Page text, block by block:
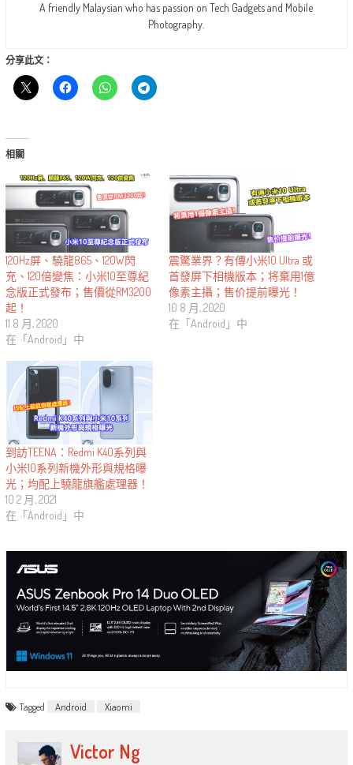
A friendly Malaysian who has passion on Tech Gadgets and Mobile
Photography.
分享此文：
相關
120Hz屏、驍龍865、120W閃
充、120倍變焦：小米10至尊紀
念版正式發布；售價從RM3200
起！
11 8 月, 2020
在「Android」中
震驚業界？有傳小米10 Ultra 或
首發屏下相機版本；将棄用1億
像素主攝；售价提前曝光！
10 8 月, 2020
在「Android」中
到訪TEENA：Redmi K40系列與
小米10系列新機外形與規格曝
光；均配上驍龍旗艦處理器！
10 2 月, 2021
在「Android」中
Tagged Android Xiaomi
Victor Ng